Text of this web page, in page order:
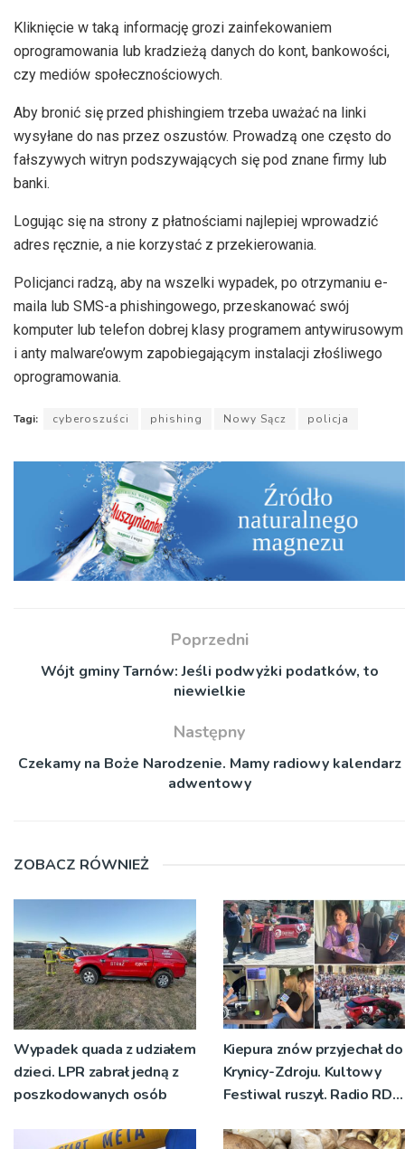
Kliknięcie w taką informację grozi zainfekowaniem
oprogramowania lub kradzieżą danych do kont, bankowości,
czy mediów społecznościowych.
Aby bronić się przed phishingiem trzeba uważać na linki
wysyłane do nas przez oszustów. Prowadzą one często do
fałszywych witryn podszywających się pod znane firmy lub
banki.
Logując się na strony z płatnościami najlepiej wprowadzić
adres ręcznie, a nie korzystać z przekierowania.
Policjanci radzą, aby na wszelki wypadek, po otrzymaniu e-
maila lub SMS-a phishingowego, przeskanować swój
komputer lub telefon dobrej klasy programem antywirusowym
i anty malware’owym zapobiegającym instalacji złośliwego
oprogramowania.
Tagi: cyberoszuści phishing Nowy Sącz policja
Poprzedni
Wójt gminy Tarnów: Jeśli podwyżki podatków, to
niewielkie
Następny
Czekamy na Boże Narodzenie. Mamy radiowy kalendarz
adwentowy
ZOBACZ RÓWNIEŻ
Wypadek quada z udziałem
dzieci. LPR zabrał jedną z
poszkodowanych osób
Kiepura znów przyjechał do
Krynicy-Zdroju. Kultowy
Festiwal ruszył. Radio RDN
żywo [ZDJĘCIA]